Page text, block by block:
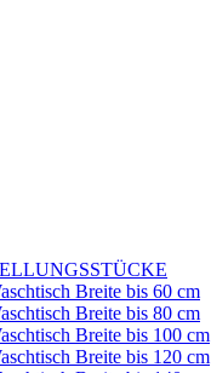
Breite bis 60 cm
Breite bis 80 cm
Breite bis 100 cm
Breite bis 120 cm